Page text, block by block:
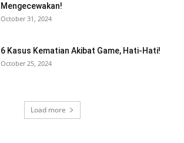
Mengecewakan!
October 31, 2024
6 Kasus Kematian Akibat Game, Hati-Hati!
October 25, 2024
Load more